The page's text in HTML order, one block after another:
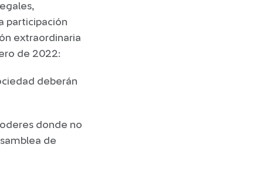
participación
extraordinaria
de 2022:
deberán
donde no
de